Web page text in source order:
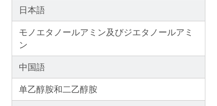
日本語
モノエタノールアミン及びジエタノールアミ
ン
中国語
单乙醇胺和二乙醇胺